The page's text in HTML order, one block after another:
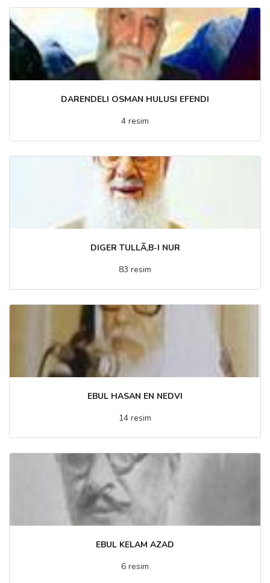
DARENDELI OSMAN HULUSI EFENDI
4 resim
DIGER TULLÃ‚B-I NUR
83 resim
EBUL HASAN EN NEDVI
14 resim
EBUL KELAM AZAD
6 resim